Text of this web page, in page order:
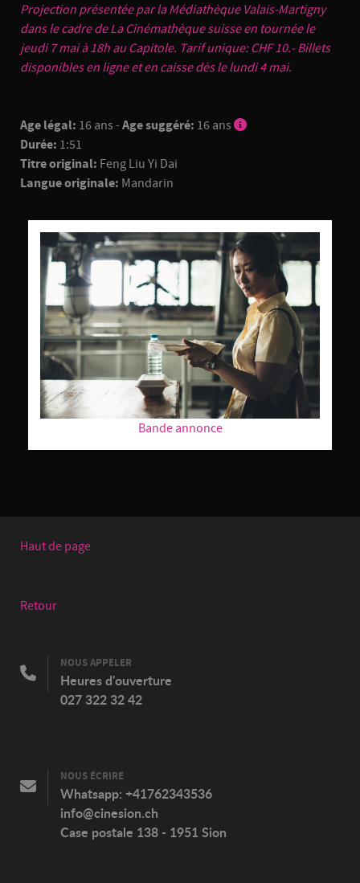
Projection présentée par laMédiathèque Valais-Martigny
dans le cadre de La Cinémathèque suisse en tournée le
jeudi 7 mai à 18h au Capitole. Tarif unique: CHF 10.- Billets
disponibles en ligne et en caisse dès le lundi 4 mai.
Age légal: 16 ans -Age suggéré: 16 ans
Durée: 1:51
Titre original: Feng Liu Yi Dai
Langue originale: Mandarin
Bande annonce
Haut de page
Retour
NOUS APPELER
Heures d'ouverture
027 322 32 42
NOUS ÉCRIRE
Whatsapp: +41762343536
info@cinesion.ch
Case postale 138 - 1951 Sion